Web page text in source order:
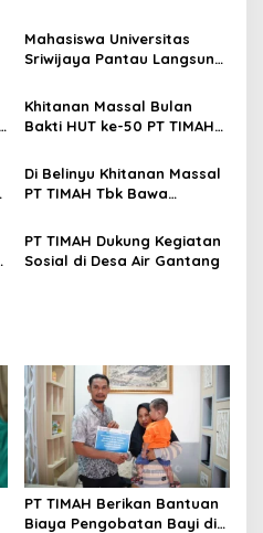
Mahasiswa Universitas
Sriwijaya Pantau Langsung
Timah di PT TIMAH
Khitanan Massal Bulan
Bakti HUT ke-50 PT TIMAH
Bangka Barat
Di Belinyu Khitanan Massal
PT TIMAH Tbk Bawa
Keluarga
PT TIMAH Dukung Kegiatan
Sosial di Desa Air Gantang
PT TIMAH Berikan Bantuan
Biaya Pengobatan Bayi di